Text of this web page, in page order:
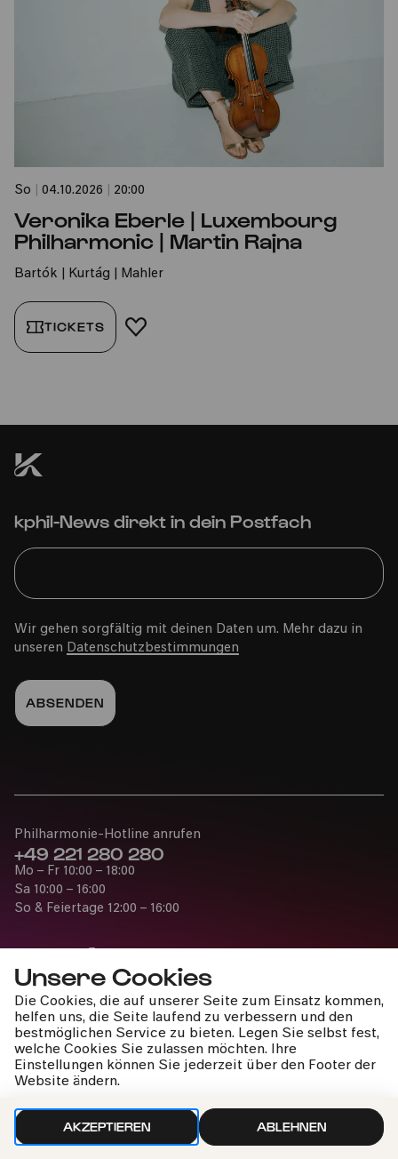
Unsere Cookies
Die Cookies, die auf unserer Seite zum Einsatz kommen,
helfen uns, die Seite laufend zu verbessern und den
bestmöglichen Service zu bieten. Legen Sie selbst fest,
welche Cookies Sie zulassen möchten. Ihre
Einstellungen können Sie jederzeit über den Footer der
Website ändern.
AKZEPTIEREN ABLEHNEN
So 04.10.2026 20:00
Veronika Eberle | Luxembourg
Philharmonic | Martin Rajna
Bartók | Kurtág | Mahler
TICKETS FAVORIT HINZUFÜGEN
kphil-News direkt in dein Postfach
Wir gehen sorgfältig mit deinen Daten um. Mehr dazu in
unseren Datenschutzbestimmungen
Presse
Jobs
News
Kontakt
Widerruf einreichen
Philharmonie-Hotline anrufen
+49 221 280 280
Mo – Fr 10:00 – 18:00
Sa 10:00 – 16:00
So & Feiertage 12:00 – 16:00